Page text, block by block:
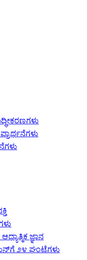
ಜ್ಞಾನ
೨೪ ಘಂಟೆಗಳು